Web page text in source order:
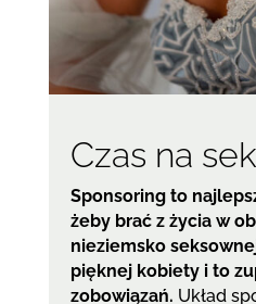
Czas na
Sponsoring to
żeby brać z życia w
nieziemsko
pięknej kobiety i to
zobowiązań. Układ